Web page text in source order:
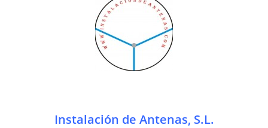
Instalación de Antenas, S.L.